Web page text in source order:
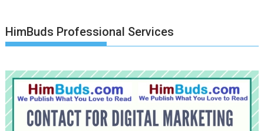
HimBuds Professional Services